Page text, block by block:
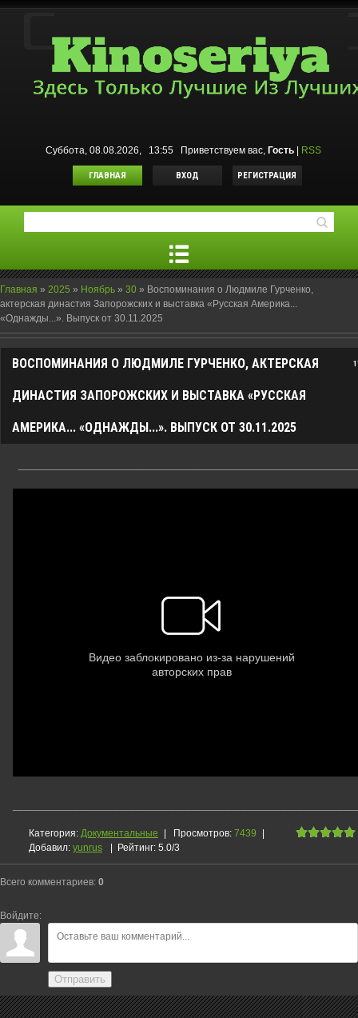
Суббота, 08.08.2026, 13:55 Приветствуем вас, Гость| RSS
ГЛАВНАЯ ВХОД РЕГИСТРАЦИЯ
Главная » 2025 » Ноябрь » 30 » Воспоминания о Людмиле Гурченко,
актерская династия Запорожских и выставка «Русская Америка...
«Однажды...». Выпуск от 30.11.2025
ВОСПОМИНАНИЯ О ЛЮДМИЛЕ ГУРЧЕНКО, АКТЕРСКАЯ
ДИНАСТИЯ ЗАПОРОЖСКИХ И ВЫСТАВКА «РУССКАЯ
АМЕРИКА... «ОДНАЖДЫ...». ВЫПУСК ОТ 30.11.2025
Категория: Документальные | Просмотров: 7439
|
Добавил: yunrus | Рейтинг: 5.0/3
Всего комментариев: 0
Войдите:
Отправить